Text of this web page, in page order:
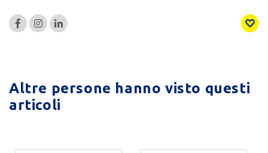
Altre persone hanno visto questi
articoli